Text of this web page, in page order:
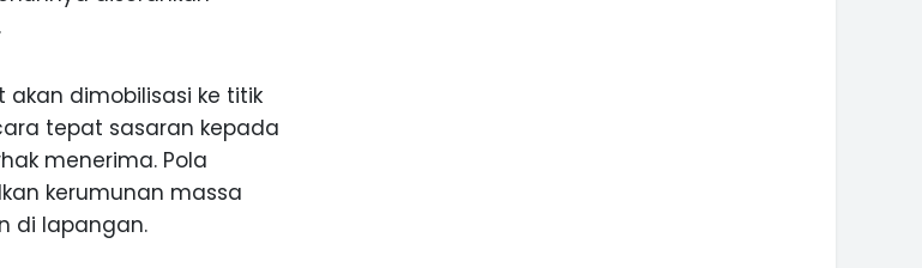
akan dimobilisasi ke titik
tepat sasaran kepada
menerima. Pola
kerumunan massa
di lapangan.